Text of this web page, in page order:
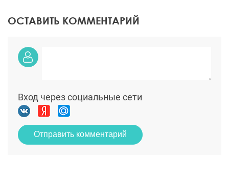
ОСТАВИТЬ КОММЕНТАРИЙ
Вход через социальные сети
Отправить комментарий